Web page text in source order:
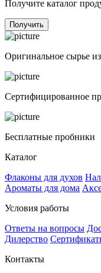
Получите каталог
Получить
Оригинальное сырье
Сертифицированное
Бесплатные пробники
Каталог
Флаконы для духов
Ароматы для дома
Условия работы
Ответы на вопросы
Дилерство
Контакты